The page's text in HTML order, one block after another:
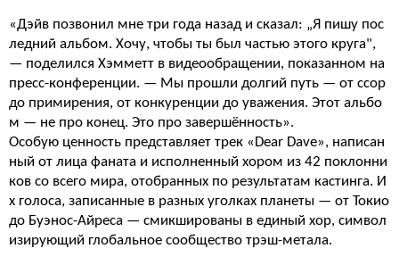
«Дэйв позвонил мне три года назад и сказал: „Я пишу пос
ледний альбом. Хочу, чтобы ты был частью этого круга",
— поделился Хэмметт в видеообращении, показанном на
пресс-конференции. — Мы прошли долгий путь — от ссор
до примирения, от конкуренции до уважения. Этот альбо
м — не про конец. Это про завершённость».
Особую ценность представляет трек «Dear Dave», написан
ный от лица фаната и исполненный хором из 42 поклонни
ков со всего мира, отобранных по результатам кастинга. И
х голоса, записанные в разных уголках планеты — от Токио
до Буэнос-Айреса — смикшированы в единый хор, символ
изирующий глобальное сообщество трэш-метала.